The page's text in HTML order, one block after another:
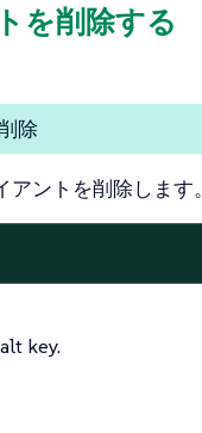
を削除する
除
アントを削除します
key.